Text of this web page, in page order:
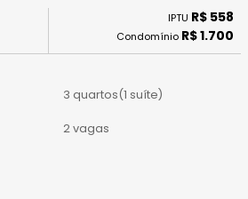
IPTU R$ 558
Condomínio R$ 1.700
3 quartos(1 suíte)
2 vagas